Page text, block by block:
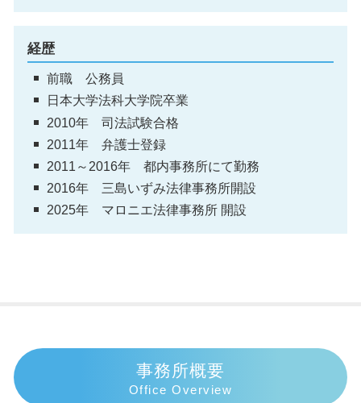
経歴
前職 公務員
日本大学法科大学院卒業
2010年 司法試験合格
2011年 弁護士登録
2011～2016年 都内事務所にて勤務
2016年 三島いずみ法律事務所開設
2025年 マロニエ法律事務所 開設
事務所概要
Office Overview